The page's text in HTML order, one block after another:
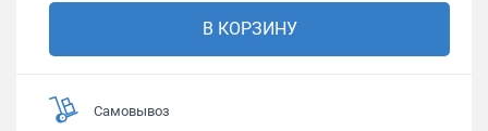
В КОРЗИНУ
Самовывоз